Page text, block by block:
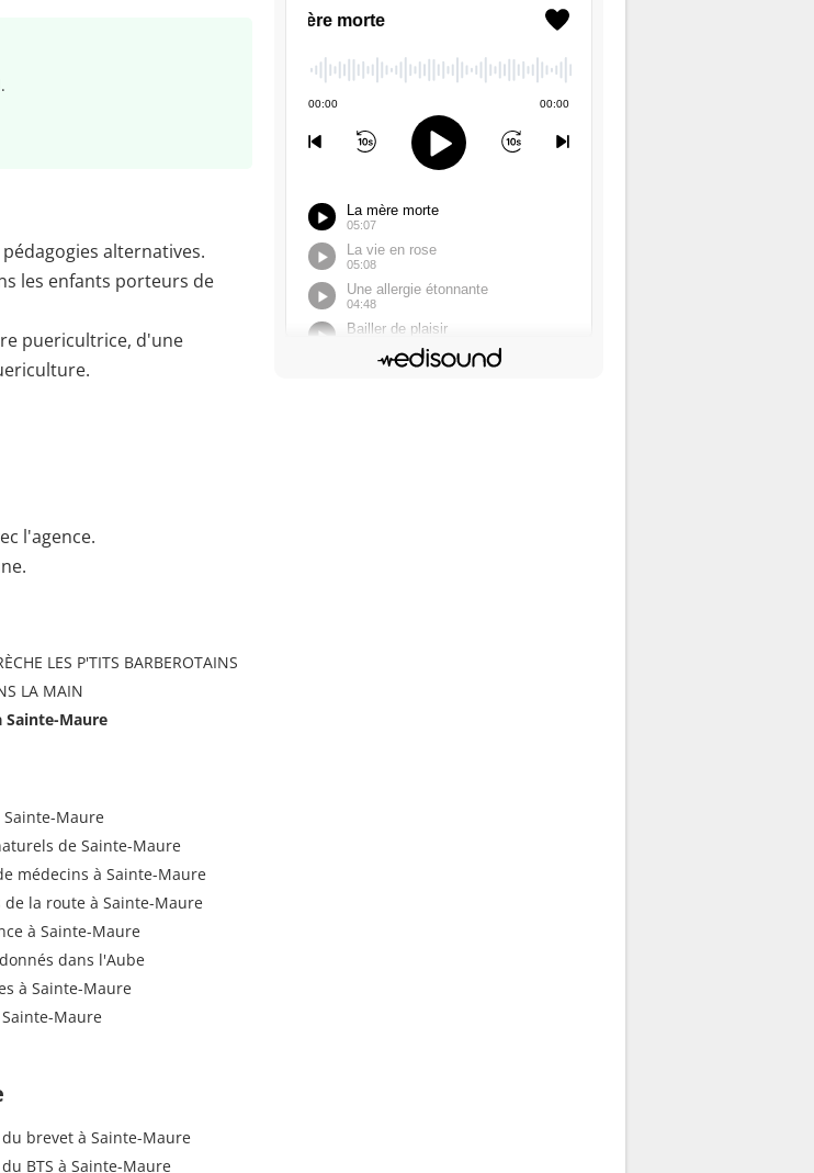
alternatives.
les enfants porteurs de
puericultrice, d'une
l'agence.
LES P'TITS BARBEROTAINS
LA MAIN
Sainte-Maure
Sainte-Maure
de Sainte-Maure
médecins à Sainte-Maure
de la route à Sainte-Maure
à Sainte-Maure
dans l'Aube
à Sainte-Maure
Maure
brevet à Sainte-Maure
BTS à Sainte-Maure